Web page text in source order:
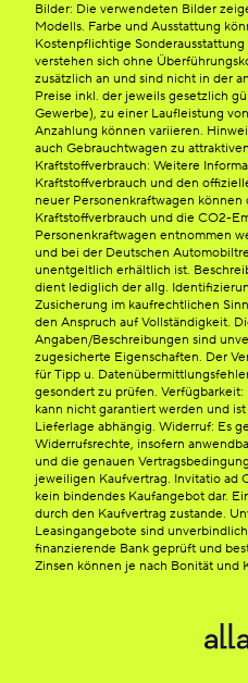
Bilder: Die verwendeten Bilder
Modells. Farbe und Ausstattung
Kostenpflichtige
verstehen sich ohne
zusätzlich an und sind nicht in der
Preise inkl. der jeweils gesetzlich
Gewerbe), zu einer Laufleistung
Anzahlung können variieren.
auch Gebrauchtwagen zu
Kraftstoffverbrauch: Weitere
Kraftstoffverbrauch und den
neuer Personenkraftwagen
Kraftstoffverbrauch und die CO2-
Personenkraftwagen entnommen
und bei der Deutschen
unentgeltlich erhältlich ist.
dient lediglich der allg.
Zusicherung im kaufrechtlichen
den Anspruch auf Vollständigkeit.
Angaben/Beschreibungen sind
zugesicherte Eigenschaften. Der
für Tipp u.
gesondert zu prüfen.
kann nicht garantiert werden und
Lieferlage abhängig. Widerruf: Es
Widerrufsrechte, insofern
und die genauen
jeweiligen Kaufvertrag. Invitatio ad
kein bindendes Kaufangebot dar.
durch den Kaufvertrag zustande.
Leasingangebote sind
finanzierende Bank geprüft und
Zinsen können je nach Bonität und